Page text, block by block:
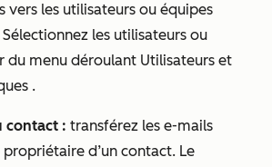
vers les utilisateurs ou équipes
les utilisateurs ou
du menu déroulant Utilisateurs et
.
contact : transférez les e-mails
d’un contact. Le